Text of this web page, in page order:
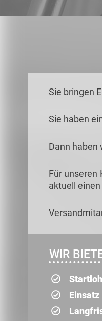
Sie bringen
Sie haben
Dann haben
Für unseren
aktuell einen
WIR
Einsatz